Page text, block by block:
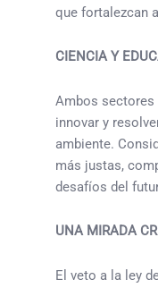
que fortalezcan
CIENCIA Y
Ambos sectores
innovar y
ambiente.
más justas,
desafíos del
UNA MIRADA
El veto a la ley